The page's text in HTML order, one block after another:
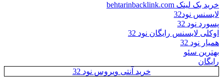
خرید بک لینک behtarinbacklink.com
لایسنس نود32
پسورد نود 32
اوکلی لایسنس رایگان نود 32
همیار نود 32
بهترین سئو
رایگان
خرید آنتی ویروس نود 32